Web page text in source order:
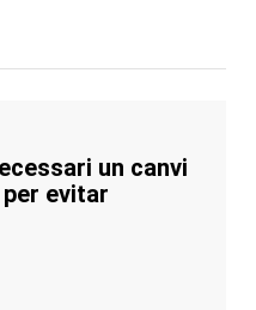
un canvi
evitar